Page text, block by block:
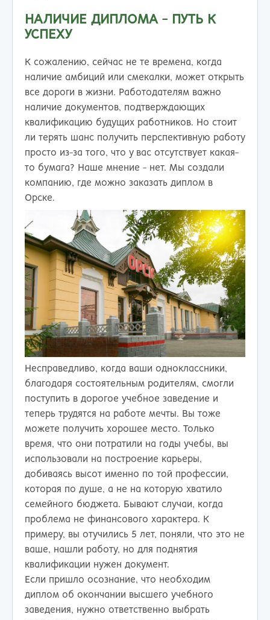
НАЛИЧИЕ ДИПЛОМА - ПУТЬ К
УСПЕХУ
К сожалению, сейчас не те времена, когда
наличие амбиций или смекалки, может открыть
все дороги в жизни. Работодателям важно
наличие документов, подтверждающих
квалификацию будущих работников. Но стоит
ли терять шанс получить перспективную работу
просто из-за того, что у вас отсутствует какая-
то бумага? Наше мнение - нет. Мы создали
компанию, где можно заказать диплом в
Орске.
Несправедливо, когда ваши одноклассники,
благодаря состоятельным родителям, смогли
поступить в дорогое учебное заведение и
теперь трудятся на работе мечты. Вы тоже
можете получить хорошее место. Только
время, что они потратили на годы учебы, вы
использовали на построение карьеры,
добиваясь высот именно по той профессии,
которая по душе, а не на которую хватило
семейного бюджета. Бывают случаи, когда
проблема не финансового характера. К
примеру, вы отучились 5 лет, поняли, что это не
ваше, нашли работу, но для поднятия
квалификации нужен документ.
Если пришло осознание, что необходим
диплом об окончании высшего учебного
заведения, нужно ответственно выбрать